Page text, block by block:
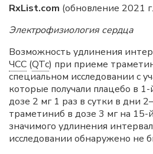
RxList.com (обновление 2021
Электрофизиология сердца
Возможность удлинения
ЧСС (QTc) при приеме
специальном исследовании с
которые получали плацебо в
дозе 2 мг 1 раз в сутки в дни
траметиниб в дозе 3 мг на 15-
значимого удлинения
исследовании обнаружено не